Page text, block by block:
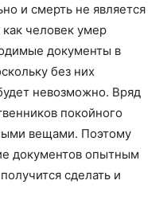
и смерть не является
человек умер
документы в
без них
невозможно. Вряд
покойного
вещами. Поэтому
документов опытным
сделать и